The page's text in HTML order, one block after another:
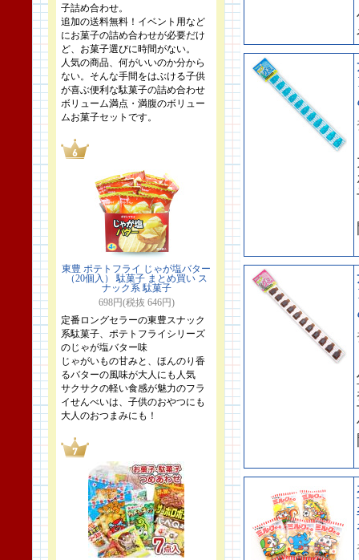
子詰め合わせ。
追加の送料無料！イベント用など
にお菓子の詰め合わせが必要だけ
ど、お菓子選びに時間がない。
人気の商品、何がいいのか分から
ない。そんな手間をはぶける子供
が喜ぶ便利な駄菓子の詰め合わせ
ボリューム満点・満腹のボリュー
ムお菓子セットです。
東豊 ポテトフライ じゃが塩バター
（20個入） 駄菓子 まとめ買い ス
ナック系 駄菓子
698円(税抜 646円)
定番ロングセラーの東豊スナック
系駄菓子、ポテトフライシリーズ
のじゃが塩バター味
じゃがいもの甘みと、ほんのり香
るバターの風味が大人にも人気
サクサクの軽い食感が魅力のフラ
イせんべいは、子供のおやつにも
大人のおつまみにも！